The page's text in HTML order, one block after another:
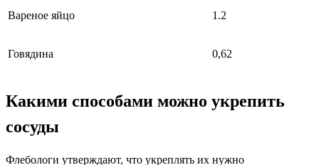
Вареное яйцо 1.2
Говядина 0,62
Какими способами можно укрепить
сосуды
Флебологи утверждают, что укреплять их нужно